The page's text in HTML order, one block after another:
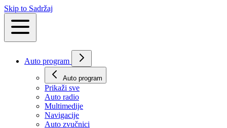
Skip to Sadržaj
Auto program
Auto program
Prikaži svе
Auto radio
Multimedije
Navigacije
Auto zvučnici